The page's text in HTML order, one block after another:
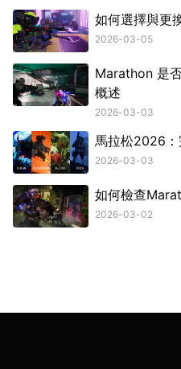
如何選擇與更
2026-03-05
Marathon 是
概述
2026-03-03
馬拉松2026
2026-03-03
如何檢查
2026-03-02